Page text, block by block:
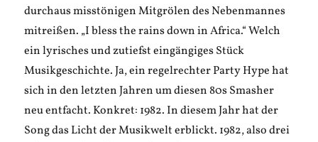
durchaus misstönigen Mitgrölen des Nebenmannes
mitreißen. „I bless the rains down in Africa.“ Welch
ein lyrisches und zutiefst eingängiges Stück
Musikgeschichte. Ja, ein regelrechter Party Hype hat
sich in den letzten Jahren um diesen 80s Smasher
neu entfacht. Konkret: 1982. In diesem Jahr hat der
Song das Licht der Musikwelt erblickt. 1982, also drei